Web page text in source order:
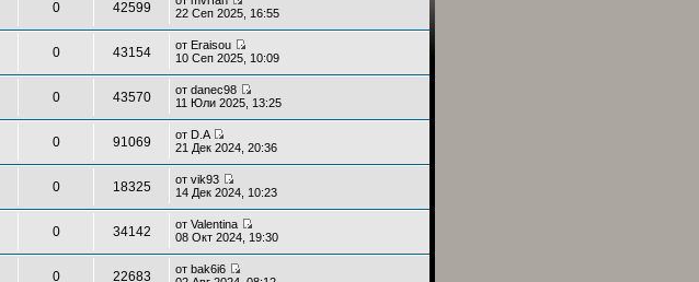
0 42599
22 Сеп 2025, 16:55
0 43154 от Eraisou
10 Сеп 2025, 10:09
0 43570 отdanec98
11 Юли 2025, 13:25
0 91069 от D.A
21 Дек 2024, 20:36
0 18325 отvik93
14 Дек 2024, 10:23
0 34142 отValentina
08 Окт 2024, 19:30
0 22683 отbak6i6